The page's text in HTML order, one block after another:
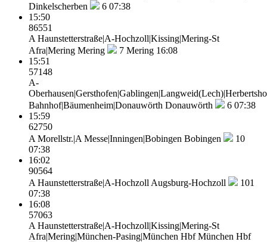
Dinkelscherben
6 07:38
15:50
86551
A Haunstetterstraße|A-Hochzoll|Kissing|Mering-St
Afra|Mering Mering 7 Mering 16:08
15:51
57148
A-
Bahnhof|Bäumenheim|Donauwörth Donauwörth 6 07:38
15:59
62750
A Morellstr.|A Messe|Inningen|Bobingen Bobingen
10
07:38
16:02
90564
A Haunstetterstraße|A-Hochzoll Augsburg-Hochzoll
101
07:38
16:08
57063
A Haunstetterstraße|A-Hochzoll|Kissing|Mering-St
Afra|Mering|München-Pasing|München HbfMünchen Hbf